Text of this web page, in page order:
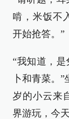
啃，米饭不
开始抢答。”
“我知道，
卜和青菜。
岁的小云来
界游玩，今